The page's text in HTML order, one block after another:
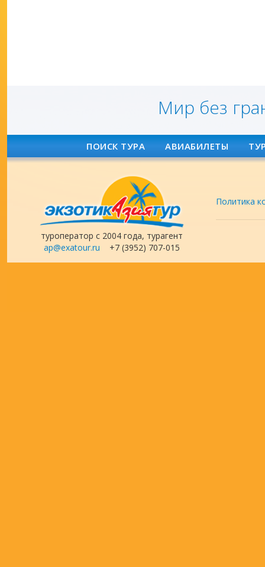
Мир без
ПОИСК ТУРА АВИАБИЛЕТЫ
туроператор с 2004 года, турагент
ap@exatour.ru +7 (3952) 707-015
Политика